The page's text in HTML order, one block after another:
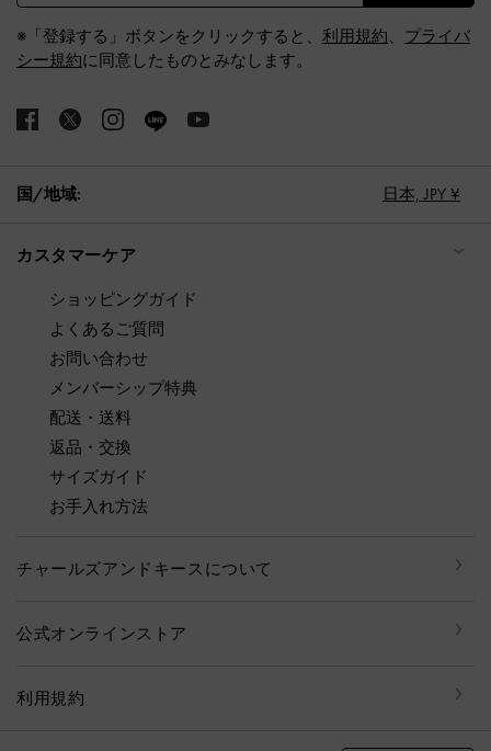
※「登録する」ボタンをクリックすると、 利用規約、 プライバ
シー規約に同意したものとみなします。
国/地域: 日本, JPY ¥
カスタマーケア
ショッピングガイド
よくあるご質問
お問い合わせ
メンバーシップ特典
配送・送料
返品・交換
サイズガイド
お手入れ方法
チャールズアンドキースについて
公式オンラインストア
利用規約